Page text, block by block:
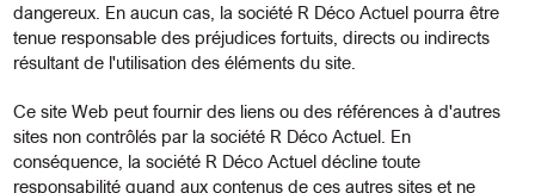
dangereux. En aucun cas, la société R Déco Actuel pourra être
tenue responsable des préjudices fortuits, directs ou indirects
résultant de l'utilisation des éléments du site.
Ce site Web peut fournir des liens ou des références à d'autres
sites non contrôlés par la société R Déco Actuel. En
conséquence, la société R Déco Actuel décline toute
responsabilité quand aux contenus de ces autres sites et ne